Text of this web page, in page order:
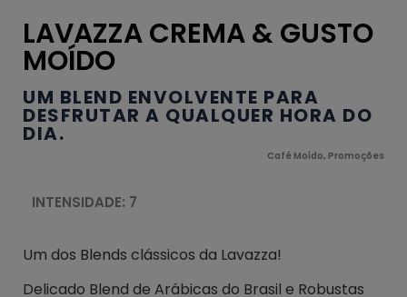
LAVAZZA CREMA & GUSTO
MOÍDO
UM BLEND ENVOLVENTE PARA
DESFRUTAR A QUALQUER HORA DO
DIA.
Café Moído, Promoções
INTENSIDADE: 7
Um dos Blends clássicos da Lavazza!
Delicado Blend de Arábicas do Brasil e Robustas